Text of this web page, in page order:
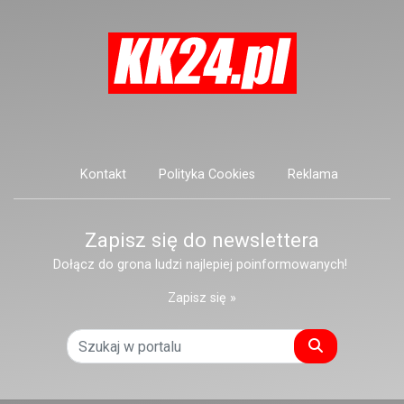
Kontakt Polityka Cookies Reklama
Zapisz się do newslettera
Dołącz do grona ludzi najlepiej poinformowanych!
Zapisz się »
Szukaj